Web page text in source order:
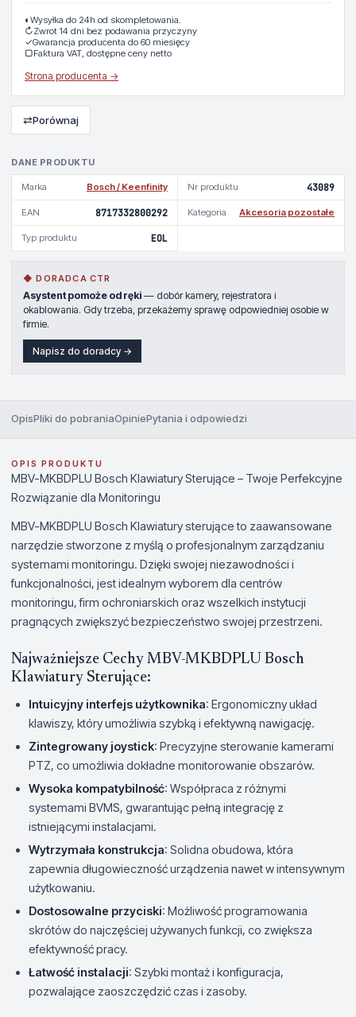
DANE PRODUKTU
Marka Bosch / Keenfinity Nr produktu 43089
EAN 8717332800292 Kategoria Akcesoria pozostałe
Typ produktu EOL
◆ DORADCA CTR
Asystent pomoże od ręki — dobór kamery, rejestratora i
okablowania. Gdy trzeba, przekażemy sprawę odpowiedniej osobie w
firmie.
Napisz do doradcy →
◐ Wysyłka do 24h od skompletowania.
↻Zwrot 14 dni bez podawania przyczyny
✓Gwarancja producenta do 60 miesięcy
▢Faktura VAT, dostępne ceny netto
Strona producenta →
⇄Porównaj
OpisPliki do pobraniaOpiniePytania i odpowiedzi
OPIS PRODUKTU
MBV-MKBDPLU Bosch Klawiatury Sterujące – Twoje Perfekcyjne
Rozwiązanie dla Monitoringu
MBV-MKBDPLU Bosch Klawiatury sterujące to zaawansowane
narzędzie stworzone z myślą o profesjonalnym zarządzaniu
systemami monitoringu. Dzięki swojej niezawodności i
funkcjonalności, jest idealnym wyborem dla centrów
monitoringu, firm ochroniarskich oraz wszelkich instytucji
pragnących zwiększyć bezpieczeństwo swojej przestrzeni.
Najważniejsze Cechy MBV-MKBDPLU Bosch
Klawiatury Sterujące:
Intuicyjny interfejs użytkownika: Ergonomiczny układ
klawiszy, który umożliwia szybką i efektywną nawigację.
Zintegrowany joystick: Precyzyjne sterowanie kamerami
PTZ, co umożliwia dokładne monitorowanie obszarów.
Wysoka kompatybilność: Współpraca z różnymi
systemami BVMS, gwarantując pełną integrację z
istniejącymi instalacjami.
Wytrzymała konstrukcja: Solidna obudowa, która
zapewnia długowieczność urządzenia nawet w intensywnym
użytkowaniu.
Dostosowalne przyciski: Możliwość programowania
skrótów do najczęściej używanych funkcji, co zwiększa
efektywność pracy.
Łatwość instalacji: Szybki montaż i konfiguracja,
pozwalające zaoszczędzić czas i zasoby.